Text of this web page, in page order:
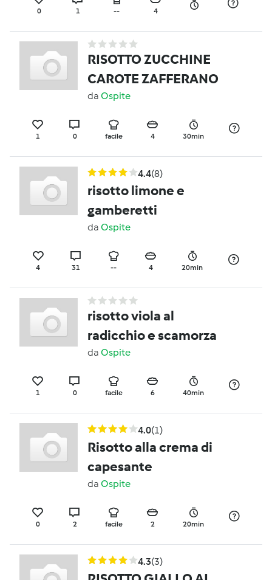
0 1 -- 4
RISOTTO ZUCCHINE
CAROTE ZAFFERANO
da Ospite
1 0 facile 4 30min
4.4(8)
risotto limone e
gamberetti
da Ospite
4 31 -- 4 20min
risotto viola al
radicchio e scamorza
da Ospite
1 0 facile 6 40min
4.0(1)
Risotto alla crema di
capesante
da Ospite
0 2 facile 2 20min
4.3(3)